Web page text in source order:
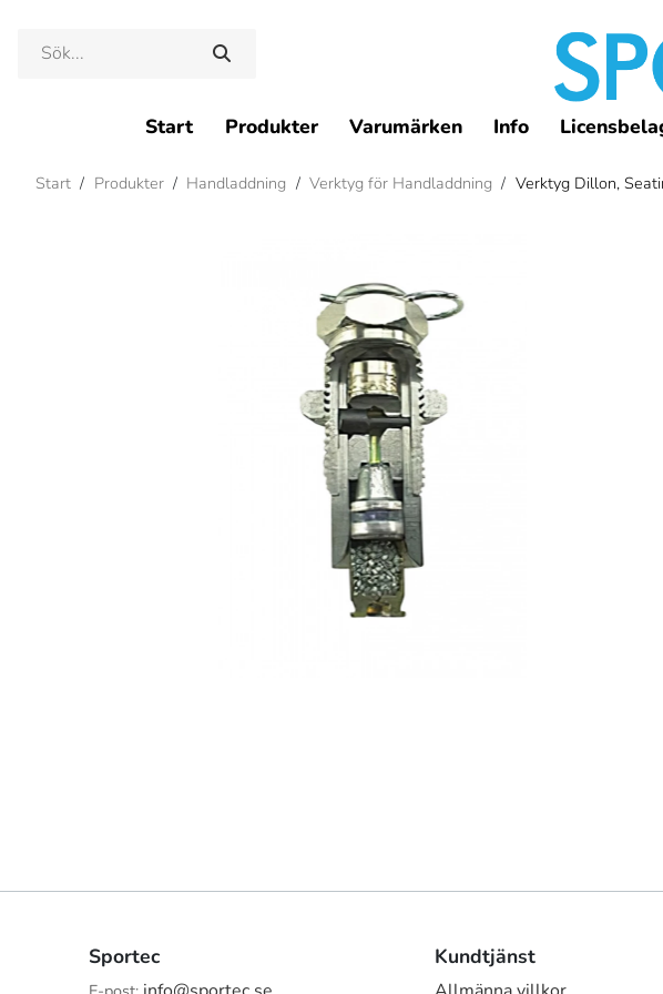
Start Produkter Varumärken Info
Start / Produkter / Handladdning / Verktyg för Handladdning / Verktyg Dillon,
Sportec Kundtjänst